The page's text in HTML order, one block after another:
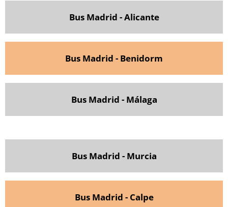
Bus Madrid - Alicante
Bus Madrid - Benidorm
Bus Madrid - Málaga
Bus Madrid - Murcia
Bus Madrid - Calpe